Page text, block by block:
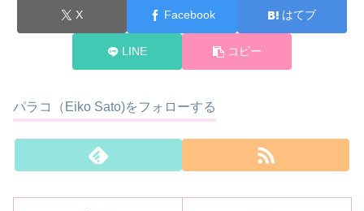
X Facebook はてブ
LINE コピー
パラコ（Eiko Sato)をフォローする